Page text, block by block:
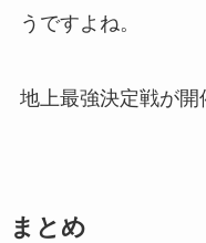
うですよね。
地上最強決定戦が開
まとめ